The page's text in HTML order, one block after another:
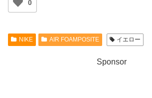
0
NIKE AIR FOAMPOSITE イエロー
Sponsor